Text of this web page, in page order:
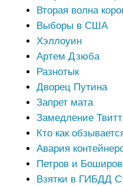
Вторая волна
Выборы в США
Хэллоуин
Артем Дзюба
Разнотык
Дворец Путина
Запрет мата
Замедление
Кто как
Авария
Петров и Боширов
Взятки в ГИБДД